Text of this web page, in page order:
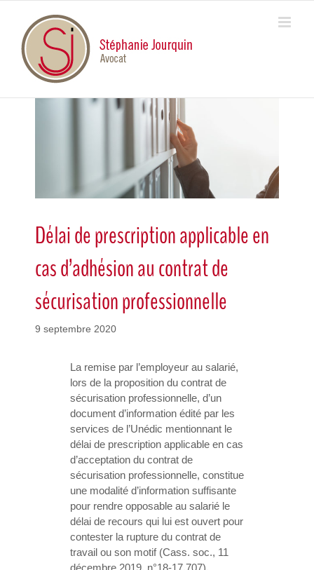
content
Délai de prescription applicable en
cas d’adhésion au contrat de
sécurisation professionnelle
9 septembre 2020
La remise par l’employeur au salarié,
lors de la proposition du contrat de
sécurisation professionnelle, d’un
document d’information édité par les
services de l’Unédic mentionnant le
délai de prescription applicable en cas
d’acceptation du contrat de
sécurisation professionnelle, constitue
une modalité d’information suffisante
pour rendre opposable au salarié le
délai de recours qui lui est ouvert pour
contester la rupture du contrat de
travail ou son motif (Cass. soc., 11